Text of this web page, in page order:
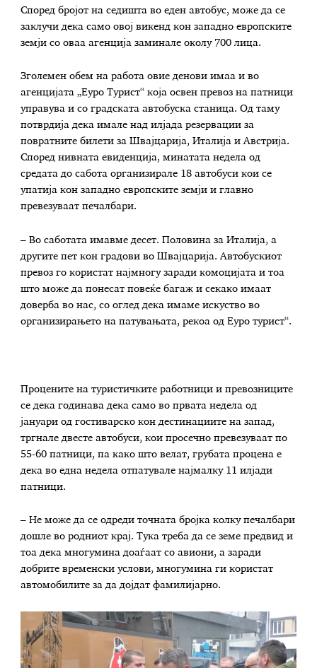
Според бројот на седишта во еден автобус, може да се
заклучи дека само овој викенд кон западно европските
земји со оваа агенција заминале околу 700 лица.
Зголемен обем на работа овие денови имаа и во
агенцијата „Еуро Турист“ која освен превоз на патници
управува и со градската автобуска станица. Од таму
потврдија дека имале над илјада резервации за
повратните билети за Швајцарија, Италија и Австрија.
Според нивната евиденција, минатата недела од
средата до сабота организирале 18 автобуси кои се
упатија кон западно европските земји и главно
превезуваат печалбари.
– Во саботата имавме десет. Половина за Италија, а
другите пет кон градови во Швајцарија. Автобускиот
превоз го користат најмногу заради комоцијата и тоа
што може да понесат повеќе багаж и секако имаат
доверба во нас, со оглед дека имаме искуство во
организирањето на патувањата, рекоа од Еуро турист“.
Процените на туристичките работници и превозниците
се дека годинава дека само во првата недела од
јануари од гостиварско кон дестинациите на запад,
тргнале двесте автобуси, кои просечно превезуваат по
55-60 патници, па како што велат, грубата процена е
дека во една недела отпатувале најмалку 11 илјади
патници.
– Не може да се одреди точната бројка колку печалбари
дошле во родниот крај. Тука треба да се земе предвид и
тоа дека многумина доаѓаат со авиони, а заради
добрите временски услови, многумина ги користат
автомобилите за да дојдат фамилијарно.